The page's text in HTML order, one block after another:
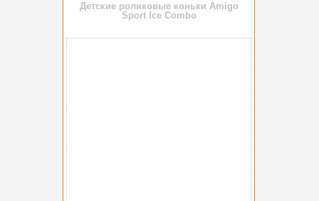
Детские роликовые коньки Amigo
Sport Ice Combo